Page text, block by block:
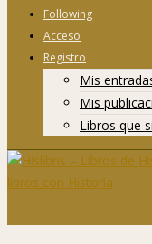
Following
Acceso
Registro
Mis
Mis
Libros que